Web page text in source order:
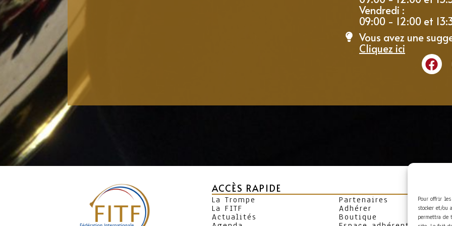
Pour offrir
stocker et/ou
permettra de
Vendredi :
09:00 - 12:00 et
Vous avez une
Cliquez ici
ACCÈS RAPIDE
La Trompe
La FITF
Actualités
Partenaires
Adhérer
Boutique